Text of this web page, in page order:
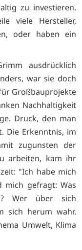
zu investieren.
viele Hersteller,
oder haben ein
ausdrücklich
war sie doch
Großbauprojekte
Nachhaltigkeit
Druck, den man
Die Erkenntnis, im
zugunsten der
arbeiten, kam ihr
"Ich habe mich
mich gefragt: Was
Wer über sich
sich herum wahr.
Umwelt, Klima